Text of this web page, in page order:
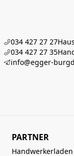
034 427 27 27
034 427 27 35
info@egger-
PARTNER
Handwerkerladen